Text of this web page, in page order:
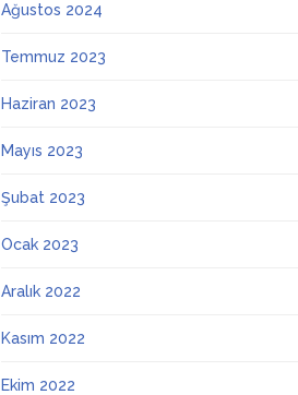
Ağustos 2024
Temmuz 2023
Haziran 2023
Mayıs 2023
Şubat 2023
Ocak 2023
Aralık 2022
Kasım 2022
Ekim 2022